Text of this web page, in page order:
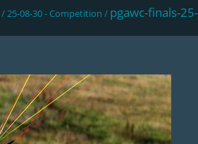
/25-08-30 - Competition / pgawc-finals-